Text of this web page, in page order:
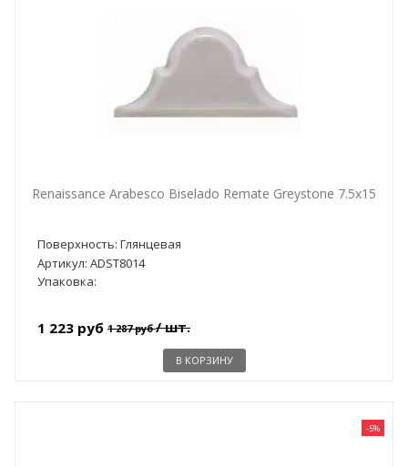
Renaissance Arabesco Biselado Remate Greystone 7.5x15
Поверхность: Глянцевая
Артикул: ADST8014
Упаковка:
1 223 руб 1 287 руб/ шт.
В КОРЗИНУ
-5%